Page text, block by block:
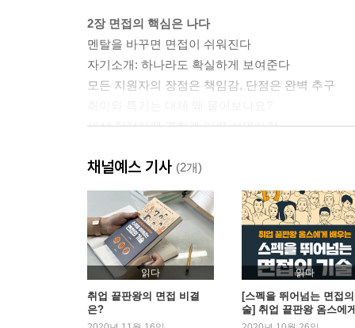
2장 면접의 핵심은 나다
멘탈을 바꾸면 면접이 쉬워진다
자기소개: 하나라도 확실하게 보여준다
모든 지원자의 장점은 책임감, 단점은 완벽 추구
세상 친절하게 경험과 이력 설명하기
3장 산업·직무에 접근하는 올바른 자세
지원동기는 「동백꽃 필 무렵」 황용식처럼
공기업 지원동기가 너무 쉬운 이유
같은 사실 + 다른 칭찬 = 지원동기의 차별화
직무 관심동기는 이해와 해석을 제시하라
누구에게나 직무역량은 있다, 나의 장점이 곧 직무
직무 약점과 입사 후 포부는 한 번에 끝낸다
채널예스 기사 (2개)
읽다
취업 끝판왕의 면접 비결
은?
읽다
[스펙을 뛰어넘는 면접
술] 취업 끝판왕 옴스에
배우는